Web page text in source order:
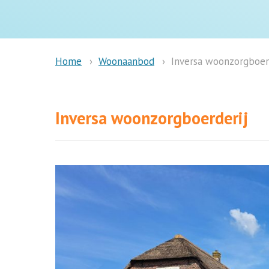
Home Woonaanbod Inversa
Inversa woonzorgboerderij